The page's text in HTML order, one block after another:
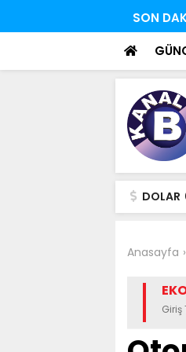
SON
Adalet Komisyonu'nda
DOLAR
Anasayfa